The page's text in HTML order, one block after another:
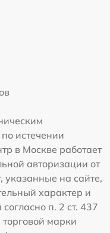
истечении
в Москве работает
авторизации от
указанные на сайте,
характер и
п. 2 ст. 437
марки